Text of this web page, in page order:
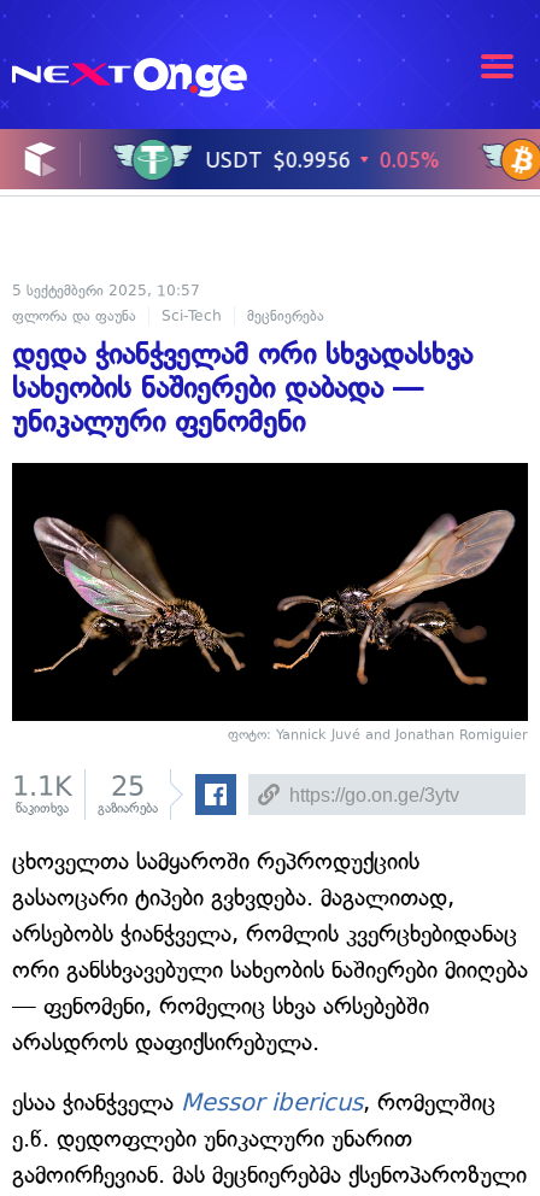
5 სექტემბერი 2025, 10:57
ფლორა და ფაუნა
Sci-Tech მეცნიერება
დედა ჭიანჭველამ ორი სხვადასხვა
სახეობის ნაშიერები დაბადა —
უნიკალური ფენომენი
ფოტო: Yannick Juvé and Jonathan Romiguier
1.1K
წაკითხვა
25
გაზიარება
ცხოველთა სამყაროში რეპროდუქციის
გასაოცარი ტიპები გვხვდება. მაგალითად,
არსებობს ჭიანჭველა, რომლის კვერცხებიდანაც
ორი განსხვავებული სახეობის ნაშიერები მიიღება
— ფენომენი, რომელიც სხვა არსებებში
არასდროს დაფიქსირებულა.
ესაა ჭიანჭველა Messor ibericus, რომელშიც
ე.წ. დედოფლები უნიკალური უნარით
გამოირჩევიან. მას მეცნიერებმა ქსენოპაროზული